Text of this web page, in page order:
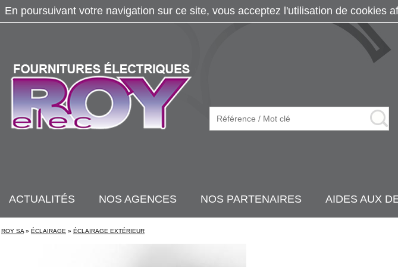
ACTUALITÉS NOS AGENCES NOS PARTENAIRES AIDES AUX
ROY SA » ÉCLAIRAGE » ÉCLAIRAGE EXTÉRIEUR
En poursuivant votre navigation sur ce site, vous acceptez l'utilisation de